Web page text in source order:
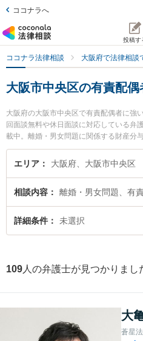
ココナラへ
投稿す
ココナラ法律相談 大阪府で法律相談
大阪市中央区の有責配
大阪府の大阪市中央区で有責配偶者に強
回面談無料や休日面談に対応している弁
載中。離婚・男女問題に関係する財産分
絞り込み検索もでき便利です。特に蒼星
律事務所の大崎 幸宏弁護士、一道法律事
偶者のトラブル解決の実績豊富な近くの
で有責配偶者を法律相談できる大阪市中
どでお困りの相談者さんにおすすめです。
エリア 大阪府、大阪市中央区
相談内容 離婚・男女問題、有
詳細条件 未選択
109 人の弁護士が見つかりまし
大
蒼星